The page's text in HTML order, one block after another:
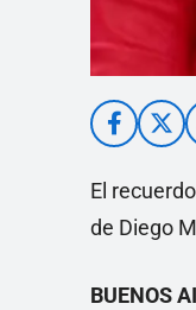
El
de Diego
BUENOS